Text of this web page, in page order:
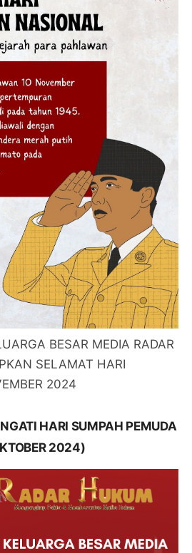
BESAR MEDIA RADAR
SELAMAT HARI
2024
HARI SUMPAH PEMUDA
2024)